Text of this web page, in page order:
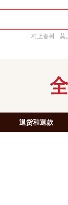
村上春树 莫
退货和退款